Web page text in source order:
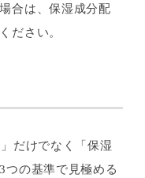
合は、保湿成分配
ださい。
だけでなく「保湿
つの基準で見極める